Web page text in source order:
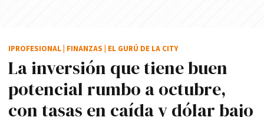
La inversión que tiene buen
potencial rumbo a octubre,
con tasas en caída y dólar bajo
IPROFESIONAL FINANZAS EL GURÚ DE LA CITY